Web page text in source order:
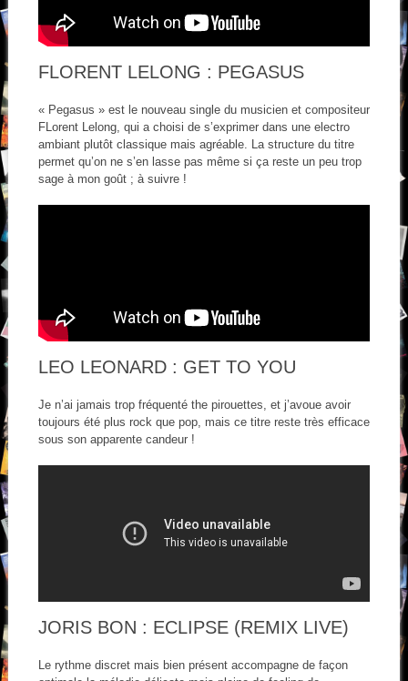
FLORENT LELONG : PEGASUS
« Pegasus » est le nouveau single du musicien et compositeur
FLorent Lelong, qui a choisi de s’exprimer dans une electro
ambiant plutôt classique mais agréable. La structure du titre
permet qu’on ne s’en lasse pas même si ça reste un peu trop
sage à mon goût ; à suivre !
LEO LEONARD : GET TO YOU
Je n’ai jamais trop fréquenté the pirouettes, et j’avoue avoir
toujours été plus rock que pop, mais ce titre reste très efficace
sous son apparente candeur !
JORIS BON : ECLIPSE (REMIX LIVE)
Le rythme discret mais bien présent accompagne de façon